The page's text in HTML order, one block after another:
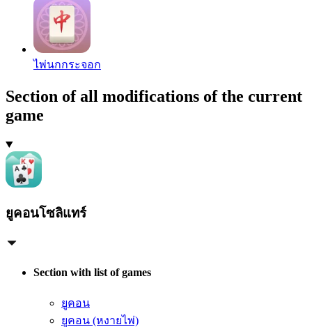
ไพ่นกกระจอก
Section of all modifications of the current
game
ยูคอนโซลิแทร์
Section with list of games
ยูคอน
ยูคอน (หงายไพ่)